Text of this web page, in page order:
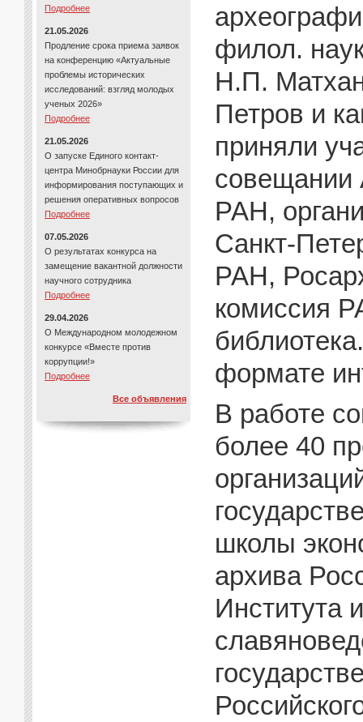
Подробнее
21.05.2026
Продление срока приема заявок
на конференцию «Актуальные
проблемы исторических
исследований: взгляд молодых
ученых 2026»
Подробнее
21.05.2026
О запуске Единого контакт-
центра Минобрнауки России для
информирования поступающих и
решения оперативных вопросов
Подробнее
07.05.2026
О результатах конкурса на
замещение вакантной должности
научного сотрудника
Подробнее
29.04.2026
О Международном молодежном
конкурсе «Вместе против
коррупции!»
Подробнее
Все объявления
филол.
Н.П.
Петров и
приняли
совещании
РАН,
Санкт-
РАН,
комиссия
формате
В работе
более 40
школы
архива
Института